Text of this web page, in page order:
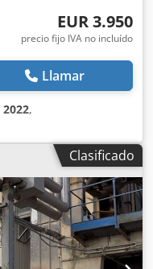
EUR 3.950
precio fijo IVA no incluído
Llamar
2022,
Clasificado